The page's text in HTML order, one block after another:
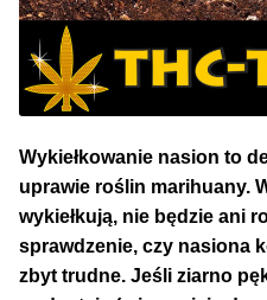
Outdoor na Dworze
Półautomaty Outdoor
Automaty XXL
Pełnosezonowe XXL
Szybkie Automaty
Wykiełkowanie nasion to
uprawie roślin marihuany.
wykiełkują, nie będzie ani
sprawdzenie, czy nasiona
zbyt trudne. Jeśli ziarno